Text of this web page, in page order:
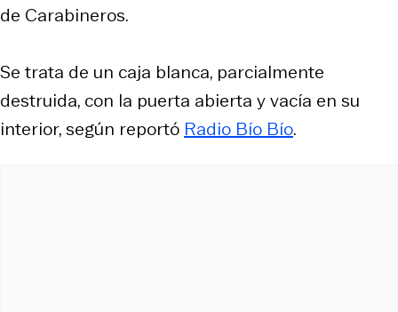
de Carabineros.
Se trata de un caja blanca, parcialmente
destruida, con la puerta abierta y vacía en su
interior, según reportó Radio Bío Bío.